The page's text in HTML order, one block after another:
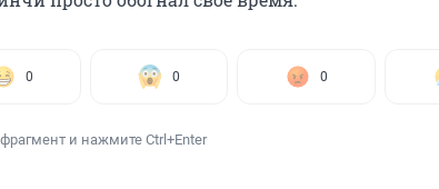
0 0 0
и нажмите Ctrl+Enter